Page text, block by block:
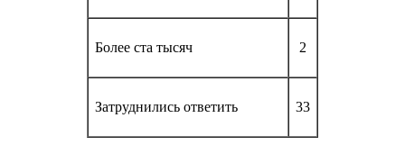
Более ста тысяч 2
Затруднились ответить 33